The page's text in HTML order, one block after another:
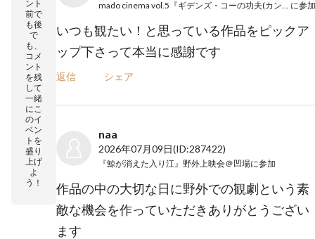
ント
前で
も後
で
も、
コメ
ント
を残
して
一緒
にこ
のイ
ベン
トを
盛り
上げ
よ
う！
に参加
いつも観たい！と思っている作品をピックア
ップ下さって本当に感謝です
返信 シェア
naa
2026年07月09日(ID:287422)
『鯨が消えた入り江』野外上映会＠凹場に参加
作品の中の大切な日に野外での観劇という素
敵な機会を作っていただきありがとうござい
ます